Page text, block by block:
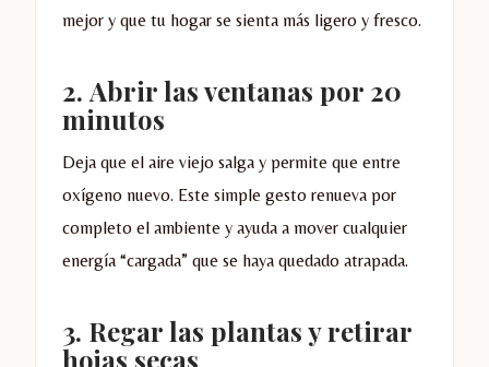
mejor y que tu hogar se sienta más ligero y fresco.
2. Abrir las ventanas por 20
minutos
Deja que el aire viejo salga y permite que entre
oxígeno nuevo. Este simple gesto renueva por
completo el ambiente y ayuda a mover cualquier
energía “cargada” que se haya quedado atrapada.
3. Regar las plantas y retirar
hojas secas